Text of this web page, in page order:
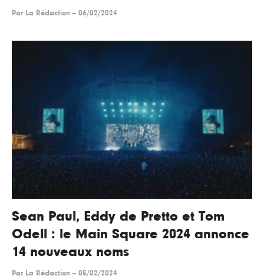
Par La Rédaction -- 06/02/2024
Sean Paul, Eddy de Pretto et Tom
Odell : le Main Square 2024 annonce
14 nouveaux noms
Par La Rédaction -- 05/02/2024